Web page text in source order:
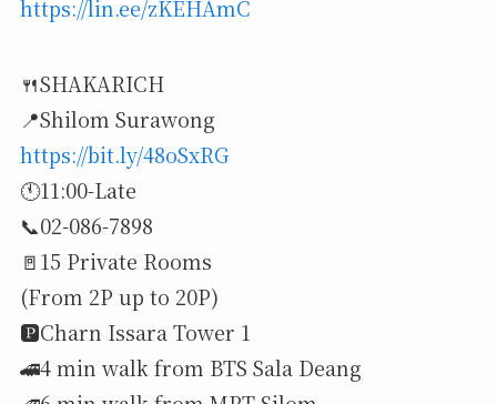
https://lin.ee/zKEHAmC
🍴SHAKARICH
📍Shilom Surawong
https://bit.ly/48oSxRG
🕚11:00-Late
📞02-086-7898
🚪15 Private Rooms
(From 2P up to 20P)
🅿️Charn Issara Tower 1
🚄4 min walk from BTS Sala Deang